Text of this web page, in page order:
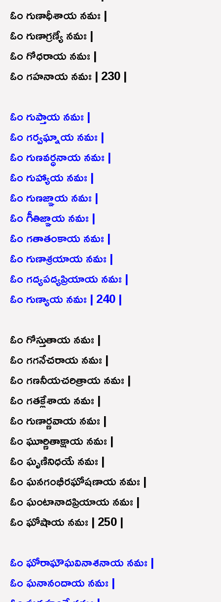
ఓం గుణాధీశాయ నమః |
ఓం గుణాగ్రణ్యే నమః |
ఓం గోధరాయ నమః |
ఓం గహనాయ నమః | 230 |
ఓం గుప్తాయ నమః |
ఓం గర్వఘ్నాయ నమః |
ఓం గుణవర్ధనాయ నమః |
ఓం గుహ్యాయ నమః |
ఓం గుణజ్ఞాయ నమః |
ఓం గీతిజ్ఞాయ నమః |
ఓం గతాతంకాయ నమః |
ఓం గుణాశ్రయాయ నమః |
ఓం గద్యపద్యప్రియాయ నమః |
ఓం గుణ్యాయ నమః | 240 |
ఓం గోస్తుతాయ నమః |
ఓం గగనేచరాయ నమః |
ఓం గణనీయచరిత్రాయ నమః |
ఓం గతక్లేశాయ నమః |
ఓం గుణార్ణవాయ నమః |
ఓం ఘూర్ణితాక్షాయ నమః |
ఓం ఘృణినిధయే నమః |
ఓం ఘనగంభీరఘోషణాయ నమః |
ఓం ఘంటానాదప్రియాయ నమః |
ఓం ఘోషాయ నమః | 250 |
ఓం ఘోరాఘౌఘవినాశనాయ నమః |
ఓం ఘనానందాయ నమః |